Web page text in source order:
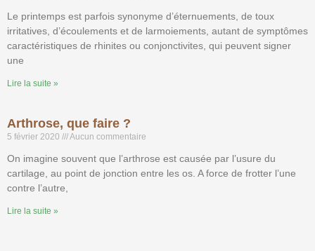
Le printemps est parfois synonyme d’éternuements, de toux
irritatives, d’écoulements et de larmoiements, autant de symptômes
caractéristiques de rhinites ou conjonctivites, qui peuvent signer
une
Lire la suite »
Arthrose, que faire ?
5 février 2020 Aucun commentaire
On imagine souvent que l’arthrose est causée par l’usure du
cartilage, au point de jonction entre les os. A force de frotter l’une
contre l’autre,
Lire la suite »